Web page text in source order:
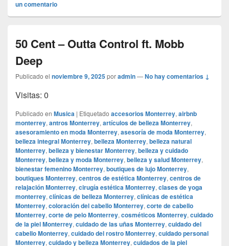
un comentario
50 Cent – Outta Control ft. Mobb
Deep
Publicado el noviembre 9, 2025poradmin—No hay comentarios ↓
Visitas: 0
Publicado en Musica | Etiquetado accesorios Monterrey, airbnb
monterrey, antros Monterrey, artículos de belleza Monterrey,
asesoramiento en moda Monterrey, asesoría de moda Monterrey,
belleza integral Monterrey, belleza Monterrey, belleza natural
Monterrey, belleza y bienestar Monterrey, belleza y cuidado
Monterrey, belleza y moda Monterrey, belleza y salud Monterrey,
bienestar femenino Monterrey, boutiques de lujo Monterrey,
boutiques Monterrey, centros de estética Monterrey, centros de
relajación Monterrey, cirugía estética Monterrey, clases de yoga
monterrey, clínicas de belleza Monterrey, clínicas de estética
Monterrey, coloración del cabello Monterrey, corte de cabello
Monterrey, corte de pelo Monterrey, cosméticos Monterrey, cuidado
de la piel Monterrey, cuidado de las uñas Monterrey, cuidado del
cabello Monterrey, cuidado del rostro Monterrey, cuidado personal
Monterrey, cuidado y belleza Monterrey, cuidados de la piel